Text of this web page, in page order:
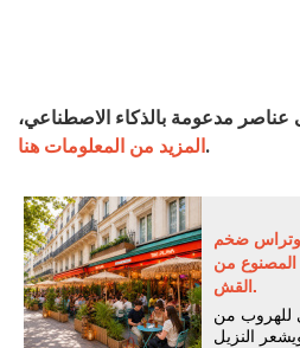
مدعومة بالذكاء الاصطناعي،
المزيد من المعلومات هنا.